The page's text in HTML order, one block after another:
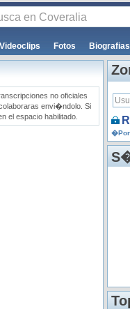
Videoclips Fotos Biografias
no oficiales
envi�ndolo. Si
el espacio habilitado.
�Por